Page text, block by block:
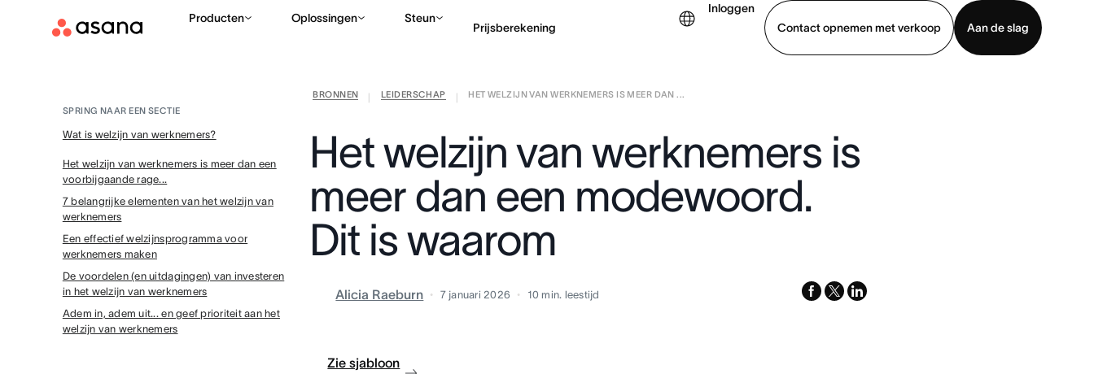
Producten Oplossingen Steun
Prijsberekening
Inloggen
Contact opnemen met verkoop
Aan de slag
Contact opnemen met verkoop
BRONNEN LEIDERSCHAP HET WELZIJN VAN WERKNEMERS IS MEER DAN ...
Het welzijn van werknemers is
meer dan een modewoord.
Dit is waarom
Alicia Raeburn 7 januari 2026 10 min. leestijd facebook
x-
linkedin
SPRING NAAR EEN SECTIE
Wat is welzijn van werknemers?
Het welzijn van werknemers is meer dan een
voorbijgaande rage...
7 belangrijke elementen van het welzijn van
werknemers
Een effectief welzijnsprogramma voor
werknemers maken
De voordelen (en uitdagingen) van investeren
in het welzijn van werknemers
Adem in, adem uit... en geef prioriteit aan het
welzijn van werknemers
Zie sjabloon